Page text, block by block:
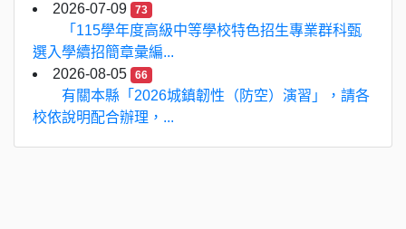
2026-07-09
73
「115學年度高級中等學校特色招生專業群科甄
選入學續招簡章彙編...
2026-08-05
66
有關本縣「2026城鎮韌性（防空）演習」，請各
校依說明配合辦理，...